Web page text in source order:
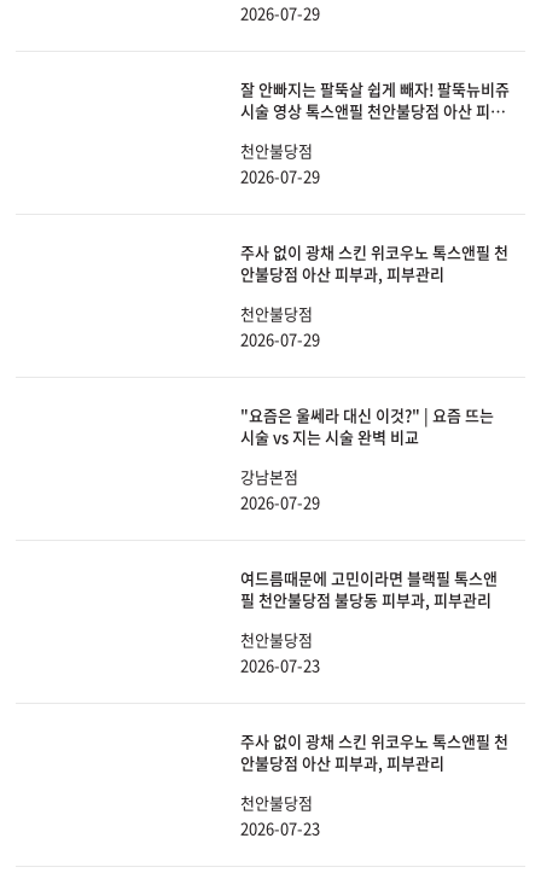
2026-07-29
잘 안빠지는 팔뚝살 쉽게 빼자! 팔뚝뉴비쥬
시술 영상 톡스앤필 천안불당점 아산 피부
천안불당점
2026-07-29
주사 없이 광채 스킨 위코우노 톡스앤필 천
안불당점 아산 피부과, 피부관리
천안불당점
2026-07-29
"요즘은 울쎄라 대신 이것?" | 요즘 뜨는
시술 vs 지는 시술 완벽 비교
강남본점
2026-07-29
여드름때문에 고민이라면 블랙필 톡스앤
필 천안불당점 불당동 피부과, 피부관리
천안불당점
2026-07-23
주사 없이 광채 스킨 위코우노 톡스앤필 천
안불당점 아산 피부과, 피부관리
천안불당점
2026-07-23